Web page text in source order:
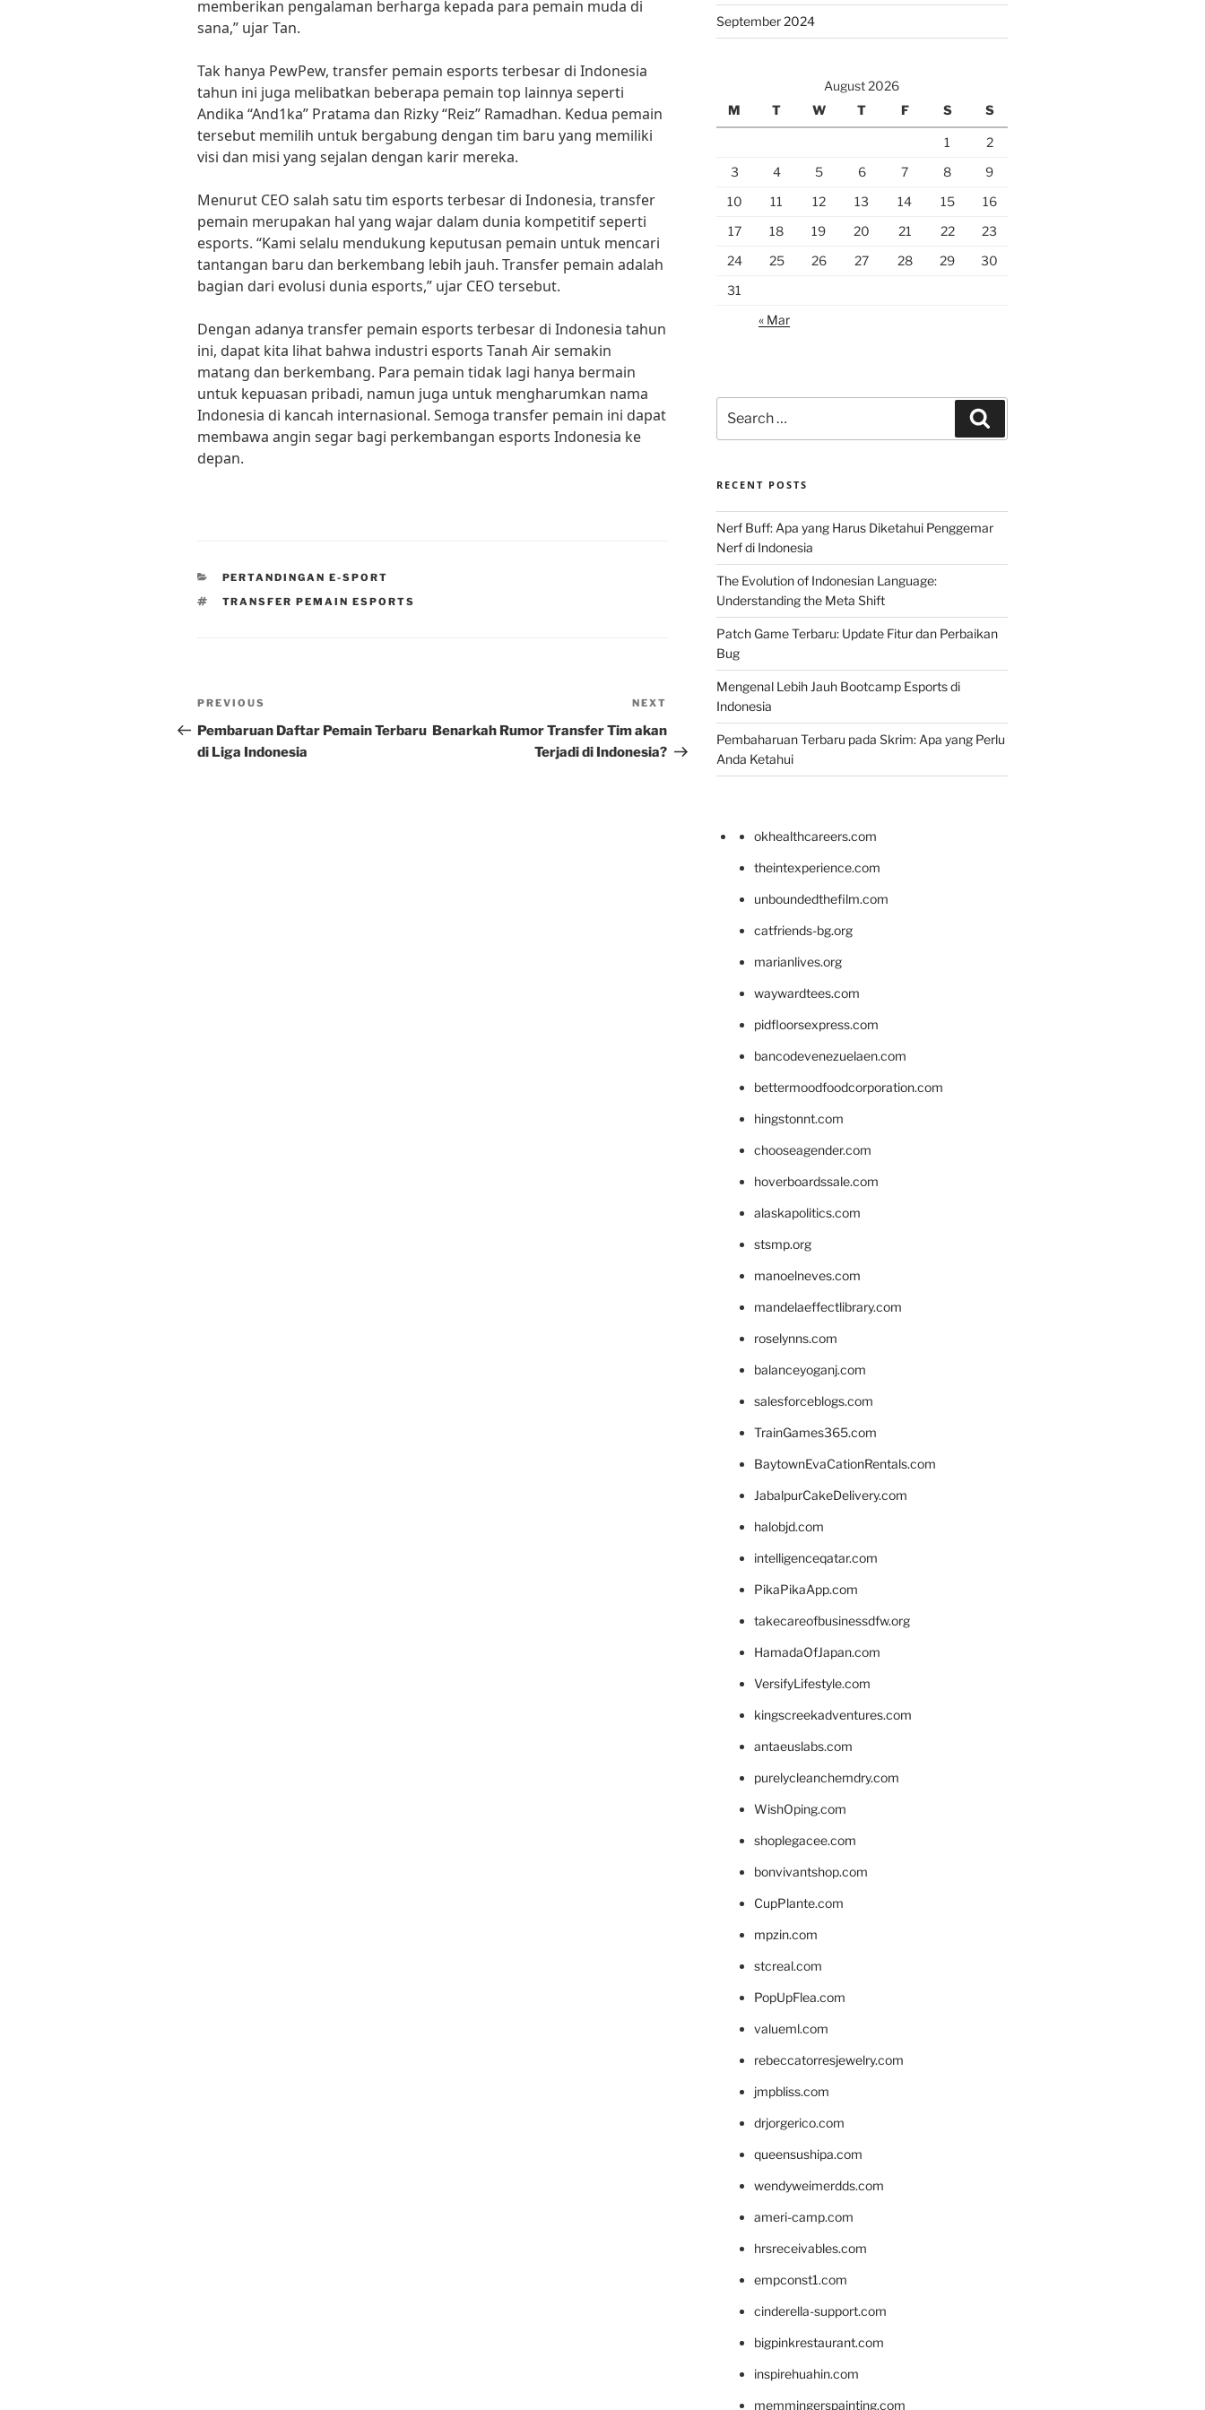
memberikan pengalaman berharga kepada para pemain muda di
sana,” ujar Tan.
Tak hanya PewPew, transfer pemain esports terbesar di Indonesia
tahun ini juga melibatkan beberapa pemain top lainnya seperti
Andika “And1ka” Pratama dan Rizky “Reiz” Ramadhan. Kedua pemain
tersebut memilih untuk bergabung dengan tim baru yang memiliki
visi dan misi yang sejalan dengan karir mereka.
Menurut CEO salah satu tim esports terbesar di Indonesia, transfer
pemain merupakan hal yang wajar dalam dunia kompetitif seperti
esports. “Kami selalu mendukung keputusan pemain untuk mencari
tantangan baru dan berkembang lebih jauh. Transfer pemain adalah
bagian dari evolusi dunia esports,” ujar CEO tersebut.
Dengan adanya transfer pemain esports terbesar di Indonesia tahun
ini, dapat kita lihat bahwa industri esports Tanah Air semakin
matang dan berkembang. Para pemain tidak lagi hanya bermain
untuk kepuasan pribadi, namun juga untuk mengharumkan nama
Indonesia di kancah internasional. Semoga transfer pemain ini dapat
membawa angin segar bagi perkembangan esports Indonesia ke
depan.
CATEGORIES
PERTANDINGAN E-SPORT
TAGS
TRANSFER PEMAIN ESPORTS
Post
navigation
Previous
Post
PREVIOUS
Pembaruan Daftar Pemain Terbaru
di Liga Indonesia
Post
NEXT
Benarkah Rumor Transfer Tim akan
Terjadi di Indonesia?
September 2024
August 2026
M
T W T F S S
1
2
3
4 5 6 7 8
9
10
11 12 13 14 15
16
17
18 19 20 21 22
23
24
25 26 27 28 29
30
31
« Mar
for:
RECENT POSTS
Nerf Buff: Apa yang Harus Diketahui Penggemar
Nerf di Indonesia
The Evolution of Indonesian Language:
Understanding the Meta Shift
Patch Game Terbaru: Update Fitur dan Perbaikan
Bug
Mengenal Lebih Jauh Bootcamp Esports di
Indonesia
Pembaharuan Terbaru pada Skrim: Apa yang Perlu
Anda Ketahui
okhealthcareers.com
theintexperience.com
unboundedthefilm.com
catfriends-bg.org
marianlives.org
waywardtees.com
pidfloorsexpress.com
bancodevenezuelaen.com
bettermoodfoodcorporation.com
hingstonnt.com
chooseagender.com
hoverboardssale.com
alaskapolitics.com
stsmp.org
manoelneves.com
mandelaeffectlibrary.com
roselynns.com
balanceyoganj.com
salesforceblogs.com
TrainGames365.com
BaytownEvaCationRentals.com
JabalpurCakeDelivery.com
halobjd.com
intelligenceqatar.com
PikaPikaApp.com
takecareofbusinessdfw.org
HamadaOfJapan.com
VersifyLifestyle.com
kingscreekadventures.com
antaeuslabs.com
purelycleanchemdry.com
WishOping.com
shoplegacee.com
bonvivantshop.com
CupPlante.com
mpzin.com
stcreal.com
PopUpFlea.com
valueml.com
rebeccatorresjewelry.com
jmpbliss.com
drjorgerico.com
queensushipa.com
wendyweimerdds.com
ameri-camp.com
hrsreceivables.com
empconst1.com
cinderella-support.com
bigpinkrestaurant.com
inspirehuahin.com
memmingerspainting.com